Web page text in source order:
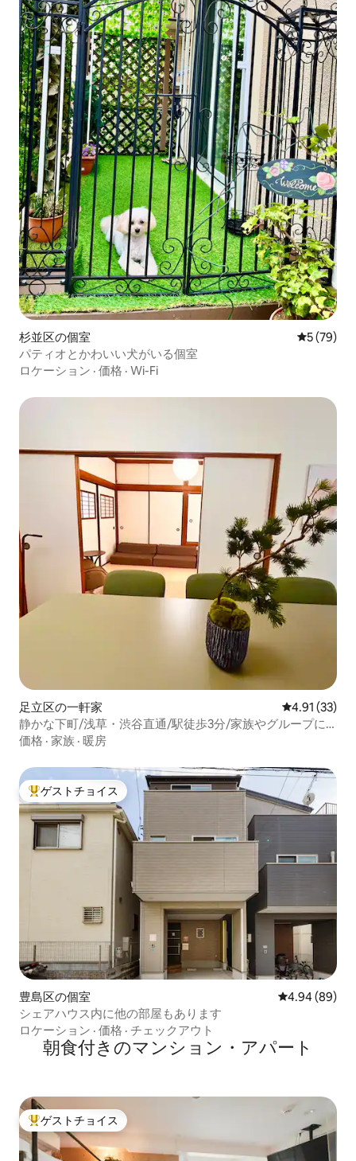
杉並区の個室 レビュー
5 (79)
パティオとかわいい犬がいる個室
ロケーション · 価格 · Wi-Fi
足立区の一軒家 レビュー33
4.91 (33)
静かな下町/浅草・渋谷直通/駅徒歩3分/家族やグループに
最適な東京一軒家ステイ
価格 · 家族 · 暖房
大好評のゲストチョイスです。
ゲストチョイス
豊島区の個室 レビュー89件
4.94 (89)
シェアハウス内に他の部屋もあります
ロケーション · 価格 · チェックアウト
朝食付きのマンション・アパート
大好評のゲストチョイスです。
ゲストチョイス